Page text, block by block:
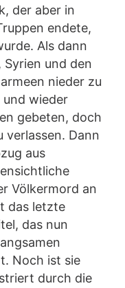
der aber in
endete,
Als dann
und den
nieder zu
und wieder
gebeten, doch
verlassen. Dann
aus
Völkermord an
das letzte
das nun
Noch ist sie
durch die